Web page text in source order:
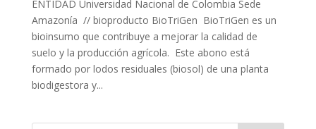
ENTIDAD Universidad Nacional de Colombia Sede
Amazonía // bioproducto BioTriGen BioTriGen es un
bioinsumo que contribuye a mejorar la calidad de
suelo y la producción agrícola. Este abono está
formado por lodos residuales (biosol) de una planta
biodigestora y...